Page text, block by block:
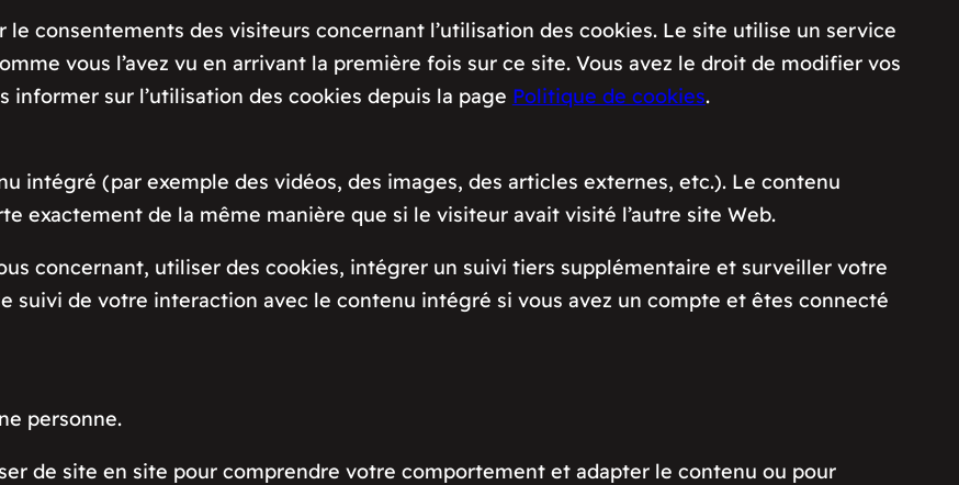
consentements des visiteurs concernant l’utilisation des cookies. Le site utilise un service
vous l’avez vu en arrivant la première fois sur ce site. Vous avez le droit de modifier vos
sur l’utilisation des cookies depuis la page Politique de cookies.
intégré (par exemple des vidéos, des images, des articles externes, etc.). Le contenu
exactement de la même manière que si le visiteur avait visité l’autre site Web.
concernant, utiliser des cookies, intégrer un suivi tiers supplémentaire et surveiller votre
suivi de votre interaction avec le contenu intégré si vous avez un compte et êtes connecté
personne.
de site en site pour comprendre votre comportement et adapter le contenu ou pour